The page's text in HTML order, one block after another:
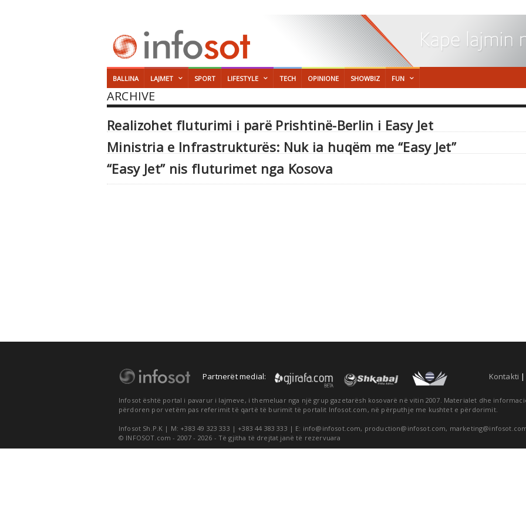
BALLINA LAJMET SPORT LIFESTYLE TECH OPINIONE SHOWBIZ FUN
ARCHIVE
Realizohet fluturimi i parë Prishtinë-Berlin i Easy Jet
Ministria e Infrastrukturës: Nuk ia huqëm me “Easy Jet”
“Easy Jet” nis fluturimet nga Kosova
Partnerët medial: Kontakti
Infosot është portal i pavarur i lajmeve, i themeluar nga një grup gazetarësh kosovarë në vitin 2007. Materialet dhe
përdoren por vetëm pas referimit të qartë të burimit të portalit Infosot.com, në përputhje me kushtet e përdorimit.
Infosot Sh.P.K | M: +383 49 323 333 | +383 44 383 333 | E: info@infosot.com, production@infosot.com,
© INFOSOT.com - 2007 - 2026 - Të gjitha të drejtat janë të rezervuara